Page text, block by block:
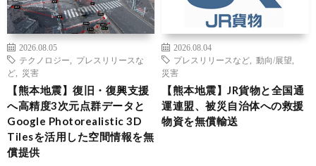
2026.08.05
テクノロジー
プレスリリースな
ど
災害
【熊本地震】復旧・復興支援
へ高精度3次元点群データと
Google Photorealistic 3D
Tilesを活用した空間情報を無
償提供
2026.08.04
プレスリリースなど
動向/展望
災害
【熊本地震】JR貨物と全国通
運連盟、被災自治体への救援
物資を無償輸送